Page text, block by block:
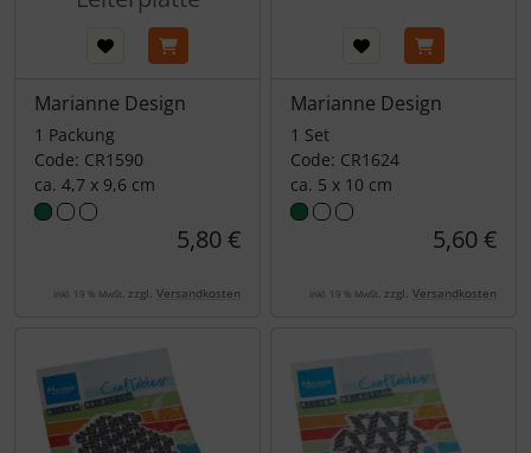
Marianne Design
1 Packung
Code: CR1590
ca. 4,7 x 9,6 cm
5,80 €
inkl. 19 % MwSt. zzgl. Versandkosten
Marianne Design
1 Set
Code: CR1624
ca. 5 x 10 cm
5,60 €
inkl. 19 % MwSt. zzgl. Versandkosten